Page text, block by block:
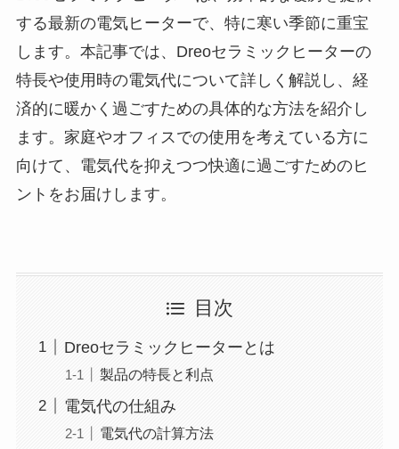
する最新の電気ヒーターで、特に寒い季節に重宝
します。本記事では、Dreoセラミックヒーターの
特長や使用時の電気代について詳しく解説し、経
済的に暖かく過ごすための具体的な方法を紹介し
ます。家庭やオフィスでの使用を考えている方に
向けて、電気代を抑えつつ快適に過ごすためのヒ
ントをお届けします。
目次
Dreoセラミックヒーターとは
製品の特長と利点
電気代の仕組み
電気代の計算方法